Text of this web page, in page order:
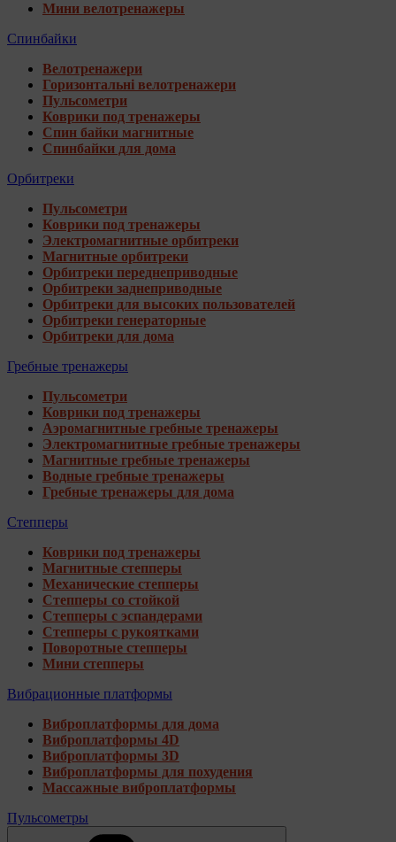
Мини велотренажеры
Спинбайки
Велотренажери
Горизонтальні велотренажери
Пульсометри
Коврики под тренажеры
Спин байки магнитные
Спинбайки для дома
Орбитреки
Пульсометри
Коврики под тренажеры
Электромагнитные орбитреки
Магнитные орбитреки
Орбитреки переднеприводные
Орбитреки заднеприводные
Орбитреки для высоких пользователей
Орбитреки генераторные
Орбитреки для дома
Гребные тренажеры
Пульсометри
Коврики под тренажеры
Аэромагнитные гребные тренажеры
Электромагнитные гребные тренажеры
Магнитные гребные тренажеры
Водные гребные тренажеры
Гребные тренажеры для дома
Степперы
Коврики под тренажеры
Магнитные степперы
Механические степперы
Степперы со стойкой
Степперы с эспандерами
Степперы с рукоятками
Поворотные степперы
Мини степперы
Вибрационные платформы
Виброплатформы для дома
Виброплатформы 4D
Виброплатформы 3D
Виброплатформы для похудения
Массажные виброплатформы
Пульсометры